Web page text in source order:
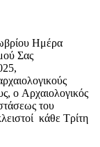
Ημέρα
Σας
ο Αρχαιολογικός
του
κάθε Τρίτη